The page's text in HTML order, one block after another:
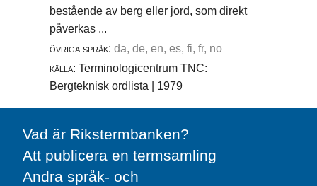
bestående av berg eller jord, som direkt
påverkas ...
övriga språk: da, de, en, es, fi, fr, no
källa: Terminologicentrum TNC:
Bergteknisk ordlista | 1979
Vad är Rikstermbanken?
Att publicera en termsamling
Andra språk- och